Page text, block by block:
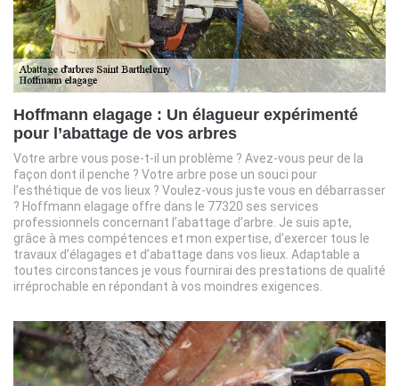
Hoffmann elagage : Un élagueur expérimenté
pour l’abattage de vos arbres
Votre arbre vous pose-t-il un problème ? Avez-vous peur de la
façon dont il penche ? Votre arbre pose un souci pour
l’esthétique de vos lieux ? Voulez-vous juste vous en débarrasser
? Hoffmann elagage offre dans le 77320 ses services
professionnels concernant l’abattage d’arbre. Je suis apte,
grâce à mes compétences et mon expertise, d’exercer tous le
travaux d’élagages et d’abattage dans vos lieux. Adaptable a
toutes circonstances je vous fournirai des prestations de qualité
irréprochable en répondant à vos moindres exigences.